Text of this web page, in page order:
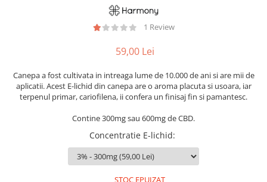
1 Review
59,00 Lei
Canepa a fost cultivata in intreaga lume de 10.000 de ani si are mii de
aplicatii. Acest E-lichid din canepa are o aroma placuta si usoara, iar
terpenul primar, cariofilena, ii confera un finisaj fin si pamantesc.
Contine 300mg sau 600mg de CBD.
Concentratie E-lichid:
STOC EPUIZAT